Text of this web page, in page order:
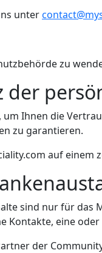
unter
zu
der
Ihnen die
zu garantieren.
auf einem
sind nur für das
Kontakte, eine
der